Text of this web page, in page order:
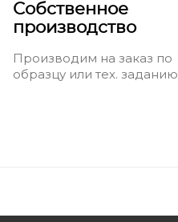
Собственное
производство
Производим на заказ по
образцу или тех. заданию